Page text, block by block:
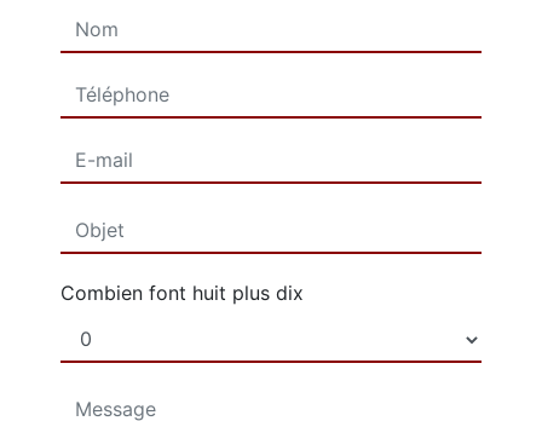
Combien font huit plus dix